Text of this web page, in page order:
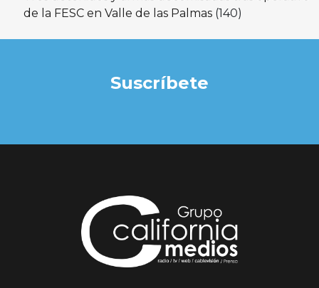
de la FESC en Valle de las Palmas (140)
Suscríbete